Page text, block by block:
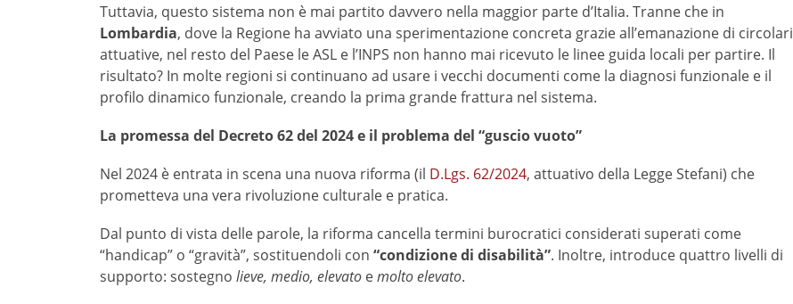
Tuttavia, questo sistema non è mai partito davvero nella maggior parte d’Italia. Tranne che in
Lombardia, dove la Regione ha avviato una sperimentazione concreta grazie all’emanazione di circolari
attuative, nel resto del Paese le ASL e l’INPS non hanno mai ricevuto le linee guida locali per partire. Il
risultato? In molte regioni si continuano ad usare i vecchi documenti come la diagnosi funzionale e il
profilo dinamico funzionale, creando la prima grande frattura nel sistema.
La promessa del Decreto 62 del 2024 e il problema del “guscio vuoto”
Nel 2024 è entrata in scena una nuova riforma (il D.Lgs. 62/2024, attuativo della Legge Stefani) che
prometteva una vera rivoluzione culturale e pratica.
Dal punto di vista delle parole, la riforma cancella termini burocratici considerati superati come
“handicap” o “gravità”, sostituendoli con “condizione di disabilità”. Inoltre, introduce quattro livelli di
supporto: sostegno lieve, medio, elevato emolto elevato.